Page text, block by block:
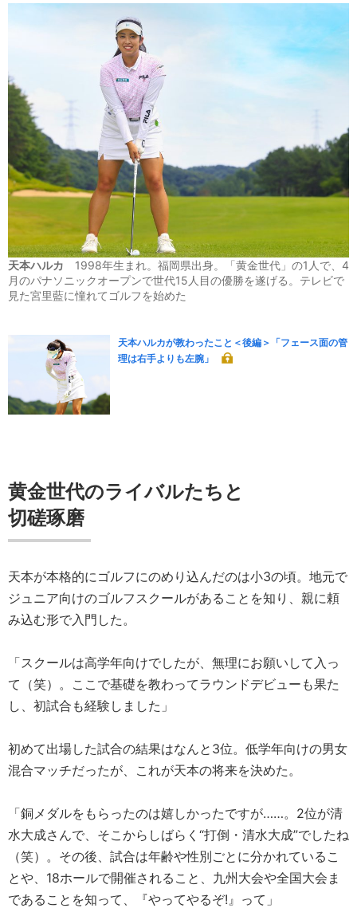
天本ハルカ 1998年生まれ。福岡県出身。「黄金世代」の1人で、4
月のパナソニックオープンで世代15人目の優勝を遂げる。テレビで
見た宮里藍に憧れてゴルフを始めた
天本ハルカが教わったこと＜後編＞「フェース面の管
理は右手よりも左腕」
黄金世代のライバルたちと
切磋琢磨
天本が本格的にゴルフにのめり込んだのは小3の頃。地元で
ジュニア向けのゴルフスクールがあることを知り、親に頼
み込む形で入門した。
「スクールは高学年向けでしたが、無理にお願いして入っ
て（笑）。ここで基礎を教わってラウンドデビューも果た
し、初試合も経験しました」
初めて出場した試合の結果はなんと3位。低学年向けの男女
混合マッチだったが、これが天本の将来を決めた。
「銅メダルをもらったのは嬉しかったですが……。2位が清
水大成さんで、そこからしばらく“打倒・清水大成”でしたね
（笑）。その後、試合は年齢や性別ごとに分かれているこ
とや、18ホールで開催されること、九州大会や全国大会ま
であることを知って、『やってやるぞ!』って」